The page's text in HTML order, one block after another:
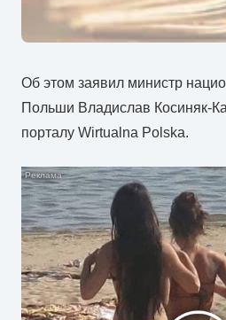
Об этом заявил министр
Польши Владислав Косиняк-
порталу Wirtualna Polska.